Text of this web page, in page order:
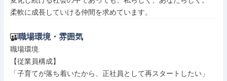
柔軟に成長していける仲間を求めています。
職場環境・雰囲気
職場環境
【従業員構成】
「子育てが落ち着いたから、正社員として再スタートしたい」